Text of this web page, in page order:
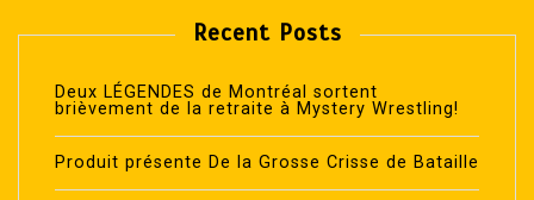
Recent Posts
Deux LÉGENDES de Montréal sortent
brièvement de la retraite à Mystery Wrestling!
Produit présente De la Grosse Crisse de Bataille